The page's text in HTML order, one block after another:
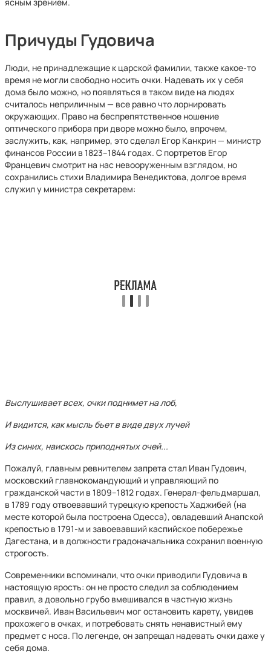
Причуды Гудовича
Люди, не принадлежащие к царской фамилии, также какое-то
время не могли свободно носить очки. Надевать их у себя
дома было можно, но появляться в таком виде на людях
считалось неприличным — все равно что лорнировать
окружающих. Право на беспрепятственное ношение
оптического прибора при дворе можно было, впрочем,
заслужить, как, например, это сделал Егор Канкрин — министр
финансов России в 1823–1844 годах. С портретов Егор
Францевич смотрит на нас невооруженным взглядом, но
сохранились стихи Владимира Венедиктова, долгое время
служил у министра секретарем:
Выслушивает всех, очки поднимет на лоб,
И видится, как мысль бьет в виде двух лучей
Из синих, наискось приподнятых очей...
Пожалуй, главным ревнителем запрета стал Иван Гудович,
московский главнокомандующий и управляющий по
гражданской части в 1809–1812 годах. Генерал-фельдмаршал,
в 1789 году отвоевавший турецкую крепость Хаджибей (на
месте которой была построена Одесса), овладевший Анапской
крепостью в 1791-м и завоевавший каспийское побережье
Дагестана, и в должности градоначальника сохранил военную
строгость.
Современники вспоминали, что очки приводили Гудовича в
настоящую ярость: он не просто следил за соблюдением
правил, а довольно грубо вмешивался в частную жизнь
москвичей. Иван Васильевич мог остановить карету, увидев
прохожего в очках, и потребовать снять ненавистный ему
предмет с носа. По легенде, он запрещал надевать очки даже у
себя дома.